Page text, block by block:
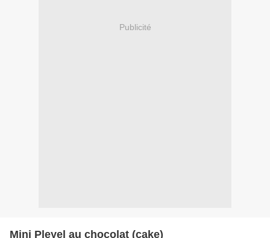
Publicité
Mini Pleyel au chocolat (cake)